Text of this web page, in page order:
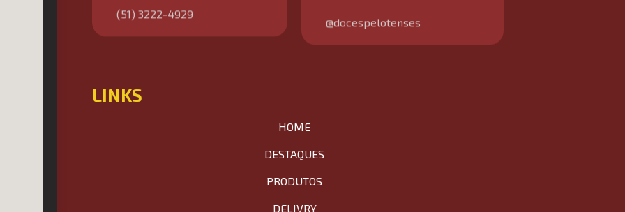
(51) 3222-4929
@docespelotenses
LINKS
HOME
DESTAQUES
PRODUTOS
DELIVRY